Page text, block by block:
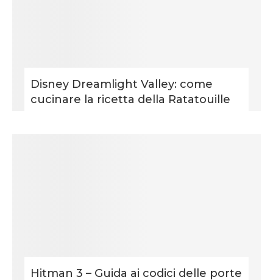
Disney Dreamlight Valley: come
cucinare la ricetta della Ratatouille
Hitman 3 – Guida ai codici delle porte